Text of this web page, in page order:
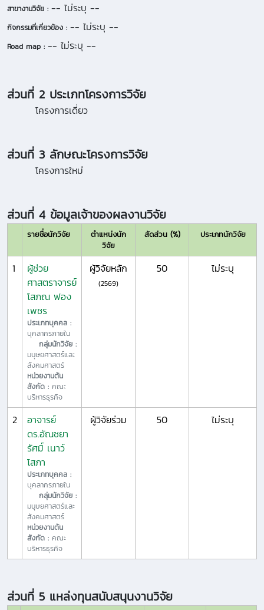
สาขางานวิจัย : -- ไม่ระบุ --
กิจกรรมที่เกี่ยวข้อง : -- ไม่ระบุ --
Road map : -- ไม่ระบุ --
ส่วนที่ 2 ประเภทโครงการวิจัย
โครงการเดี่ยว
ส่วนที่ 3 ลักษณะโครงการวิจัย
โครงการใหม่
ส่วนที่ 4 ข้อมูลเจ้าของผลงานวิจัย
รายชื่อนักวิจัย
ตำแหน่งนัก
วิจัย
สัดส่วน (%) ประเภทนักวิจัย
1
ผู้ช่วย
ศาสตราจารย์
โสภณ ฟอง
เพชร
ประเภทบุคคล :
บุคลากรภายใน
กลุ่มนักวิจัย :
มนุษยศาสตร์และ
สังคมศาสตร์
หน่วยงานต้น
สังกัด : คณะ
บริหารธุรกิจ
ผู้วิจัยหลัก
(2569)
50 ไม่ระบุ
2
อาจารย์
ดร.อัณชยา
รัศมิ์ เนาว์
โสภา
ประเภทบุคคล :
บุคลากรภายใน
กลุ่มนักวิจัย :
มนุษยศาสตร์และ
สังคมศาสตร์
หน่วยงานต้น
สังกัด : คณะ
บริหารธุรกิจ
ผู้วิจัยร่วม 50 ไม่ระบุ
ส่วนที่ 5 แหล่งทุนสนับสนุนงานวิจัย